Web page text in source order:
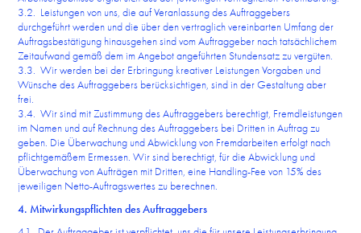
3.2. Leistungen von uns, die auf Veranlassung des Auftraggebers
durchgeführt werden und die über den vertraglich vereinbarten Umfang der
Auftragsbestätigung hinausgehen sind vom Auftraggeber nach tatsächlichem
Zeitaufwand gemäß dem im Angebot angeführten Stundensatz zu vergüten.
3.3. Wir werden bei der Erbringung kreativer Leistungen Vorgaben und
Wünsche des Auftraggebers berücksichtigen, sind in der Gestaltung aber
frei.
3.4. Wir sind mit Zustimmung des Auftraggebers berechtigt, Fremdleistungen
im Namen und auf Rechnung des Auftraggebers bei Dritten in Auftrag zu
geben. Die Überwachung und Abwicklung von Fremdarbeiten erfolgt nach
pflichtgemäßem Ermessen. Wir sind berechtigt, für die Abwicklung und
Überwachung von Aufträgen mit Dritten, eine Handling-Fee von 15% des
jeweiligen Netto-Auftragswertes zu berechnen.
4. Mitwirkungspflichten des Auftraggebers